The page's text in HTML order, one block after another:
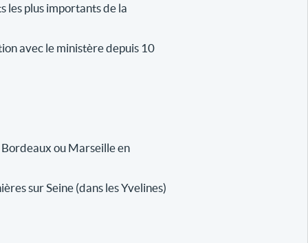
les plus importants de la
avec le ministère depuis 10
ou Marseille en
sur Seine (dans les Yvelines)